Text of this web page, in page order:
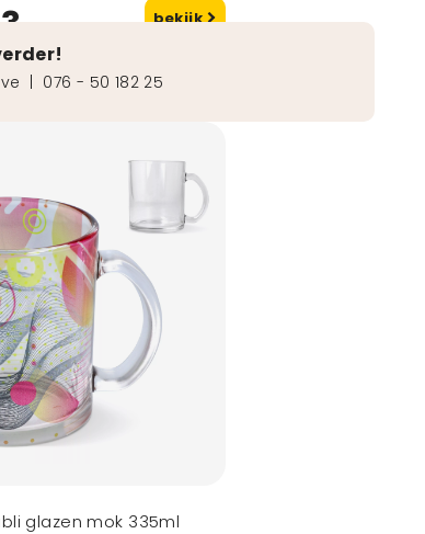
bekijk
076 - 50 182 25
glazen mok 335ml